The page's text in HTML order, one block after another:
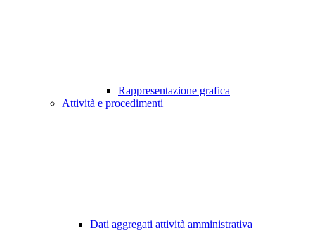
Rappresentazione grafica
Attività e procedimenti
Dati aggregati attività amministrativa